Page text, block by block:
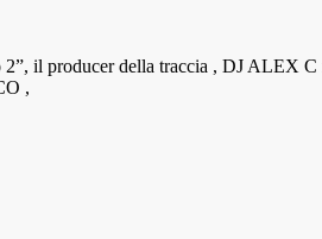
il producer della traccia , DJ
,